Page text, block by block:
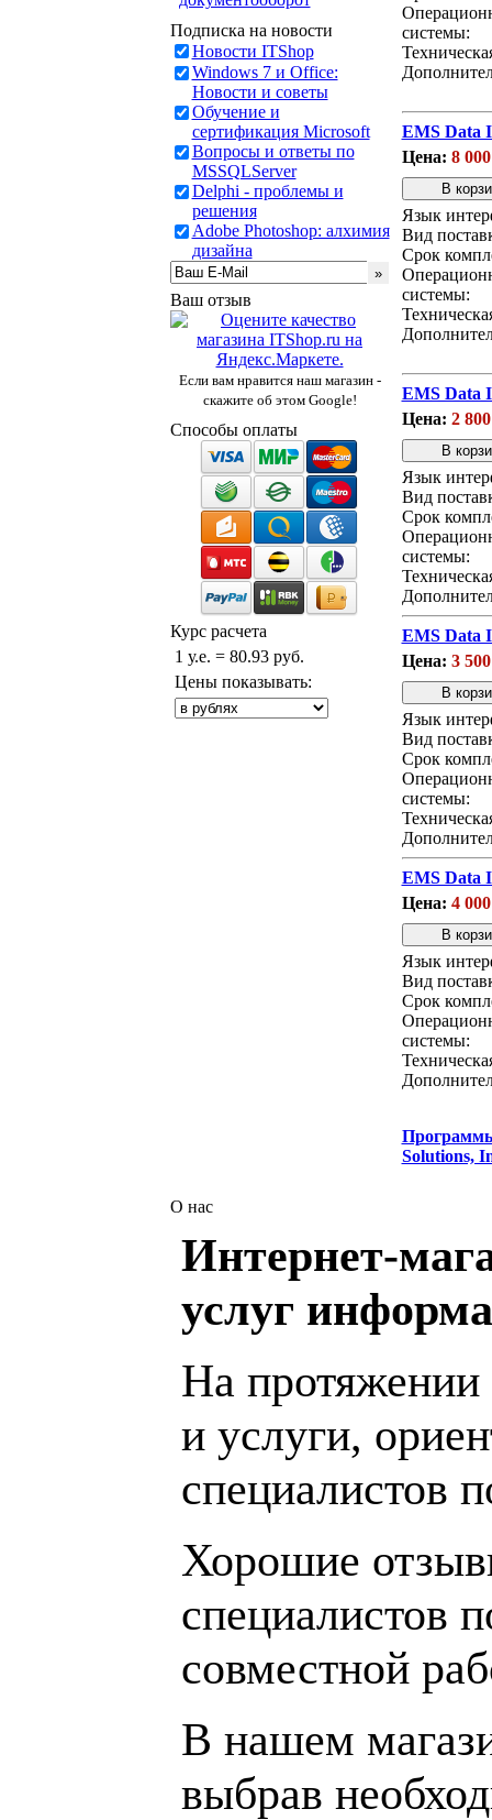
Подписка на новости
Новости ITShop
Windows 7 и Office:
Новости и советы
Обучение и
сертификация Microsoft
Вопросы и ответы по
MSSQLServer
Delphi - проблемы и
решения
Adobe Photoshop: алхимия
дизайна
Ваш отзыв
Если вам нравится наш магазин -
скажите об этом Google!
Способы оплаты
Курс расчета
1 у.е. = 80.93 руб.
Цены показывать:
системы:
EMS Data
Цена: 8
Язык
Вид
Срок
системы:
EMS Data
Цена: 2
Язык
Вид
Срок
системы:
EMS Data
Цена: 3
Язык
Вид
Срок
системы:
EMS Data
Цена: 4
Язык
Вид
Срок
системы:
Solutions,
О нас
Интернет-
услуг
На протяжении
и услуги,
специалистов
Хорошие
специалистов
совместной
В нашем
выбрав